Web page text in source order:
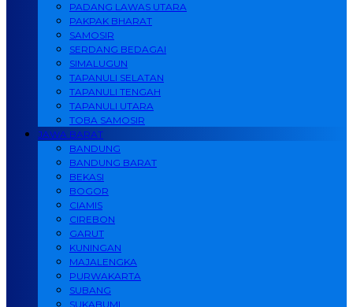
PADANG LAWAS UTARA
PAKPAK BHARAT
SAMOSIR
SERDANG BEDAGAI
SIMALUGUN
TAPANULI SELATAN
TAPANULI TENGAH
TAPANULI UTARA
TOBA SAMOSIR
JAWA BARAT
BANDUNG
BANDUNG BARAT
BEKASI
BOGOR
CIAMIS
CIREBON
GARUT
KUNINGAN
MAJALENGKA
PURWAKARTA
SUBANG
SUKABUMI